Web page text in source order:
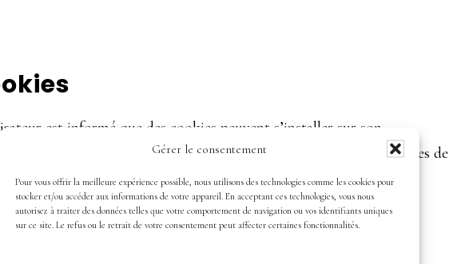
Gérer le consentement
Pour vous offrir la meilleure expérience possible, nous utilisons des technologies comme les cookies pour
stocker et/ou accéder aux informations de votre appareil. En acceptant ces technologies, vous nous
autorisez à traiter des données telles que votre comportement de navigation ou vos identifiants uniques
sur ce site. Le refus ou le retrait de votre consentement peut affecter certaines fonctionnalités.
est informé que des cookies peuvent s’installer sur son
Dans tous les cas l’utilisateur peut librement effacer ses cookies de